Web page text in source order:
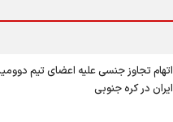
اتهام تجاوز جنسی علیه اعضای تیم
ایران در کره جنوبی
می‌کند! + فیلم